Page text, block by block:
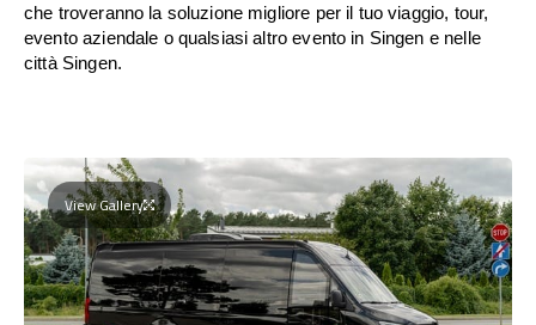
che troveranno la soluzione migliore per il tuo viaggio, tour,
evento aziendale o qualsiasi altro evento in Singen e nelle
città Singen.
View Gallery